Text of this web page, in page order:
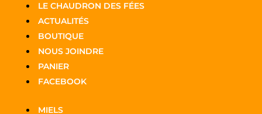
LE CHAUDRON DES FÉES
ACTUALITÉS
BOUTIQUE
NOUS JOINDRE
PANIER
FACEBOOK
MIELS